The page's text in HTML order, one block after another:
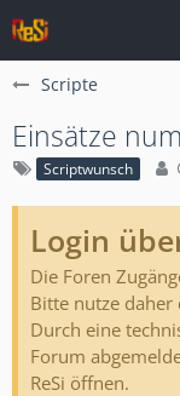
Scripte
Einsätze
Scriptwunsch
Login
Die Foren
Bitte nutze daher
Durch eine
Forum
ReSi öffnen.